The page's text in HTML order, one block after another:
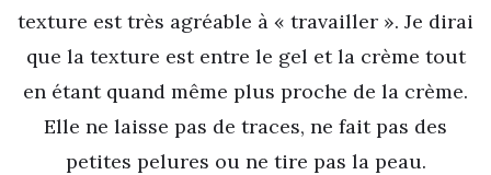
texture est très agréable à « travailler ». Je dirai
que la texture est entre le gel et la crème tout
en étant quand même plus proche de la crème.
Elle ne laisse pas de traces, ne fait pas des
petites pelures ou ne tire pas la peau.